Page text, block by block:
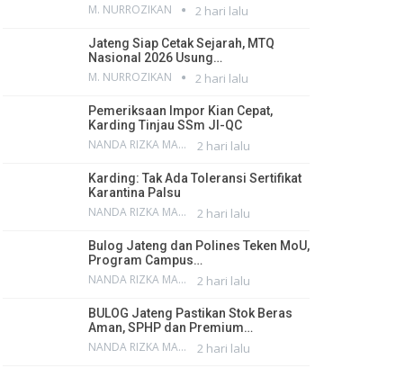
M. NURROZIKAN 2 hari lalu
Jateng Siap Cetak Sejarah, MTQ
Nasional 2026 Usung…
M. NURROZIKAN 2 hari lalu
Pemeriksaan Impor Kian Cepat,
Karding Tinjau SSm JI-QC
NANDA RIZKA MAHENDRA 2 hari lalu
Karding: Tak Ada Toleransi Sertifikat
Karantina Palsu
NANDA RIZKA MAHENDRA 2 hari lalu
Bulog Jateng dan Polines Teken MoU,
Program Campus…
NANDA RIZKA MAHENDRA 2 hari lalu
BULOG Jateng Pastikan Stok Beras
Aman, SPHP dan Premium…
NANDA RIZKA MAHENDRA 2 hari lalu